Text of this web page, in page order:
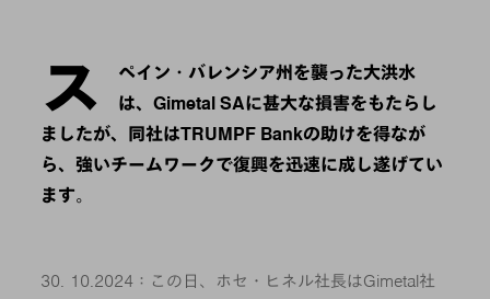
ス
ペイン・バレンシア州を襲った大洪水
は、Gimetal SAに甚大な損害をもたらし
ましたが、同社はTRUMPF Bankの助けを得なが
ら、強いチームワークで復興を迅速に成し遂げてい
ます。
30. 10.2024：この日、ホセ・ヒネル社長はGimetal社